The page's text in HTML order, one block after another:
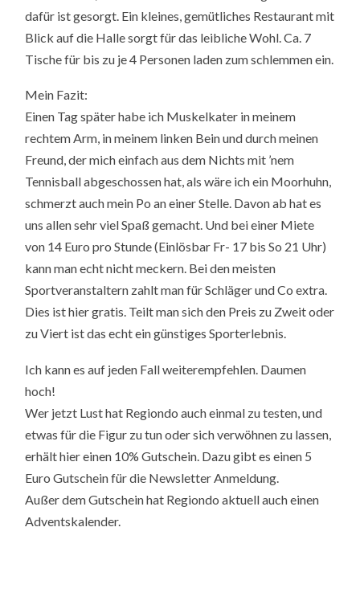
dafür ist gesorgt. Ein kleines, gemütliches Restaurant mit
Blick auf die Halle sorgt für das leibliche Wohl. Ca. 7
Tische für bis zu je 4 Personen laden zum schlemmen ein.
Mein Fazit:
Einen Tag später habe ich Muskelkater in meinem
rechtem Arm, in meinem linken Bein und durch meinen
Freund, der mich einfach aus dem Nichts mit ’nem
Tennisball abgeschossen hat, als wäre ich ein Moorhuhn,
schmerzt auch mein Po an einer Stelle. Davon ab hat es
uns allen sehr viel Spaß gemacht. Und bei einer Miete
von 14 Euro pro Stunde (Einlösbar Fr- 17 bis So 21 Uhr)
kann man echt nicht meckern. Bei den meisten
Sportveranstaltern zahlt man für Schläger und Co extra.
Dies ist hier gratis. Teilt man sich den Preis zu Zweit oder
zu Viert ist das echt ein günstiges Sporterlebnis.
Ich kann es auf jeden Fall weiterempfehlen. Daumen
hoch!
Wer jetzt Lust hat Regiondo auch einmal zu testen, und
etwas für die Figur zu tun oder sich verwöhnen zu lassen,
erhält hier einen 10% Gutschein. Dazu gibt es einen 5
Euro Gutschein für die Newsletter Anmeldung.
Außer dem Gutschein hat Regiondo aktuell auch einen
Adventskalender.